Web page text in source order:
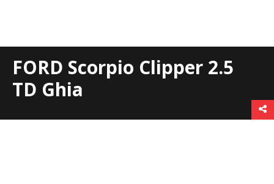
FORD Scorpio Clipper 2.5
TD Ghia